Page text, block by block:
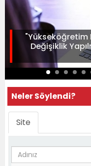
"Yükseköğretim
Değişiklik
Neler Söylendi?
Site